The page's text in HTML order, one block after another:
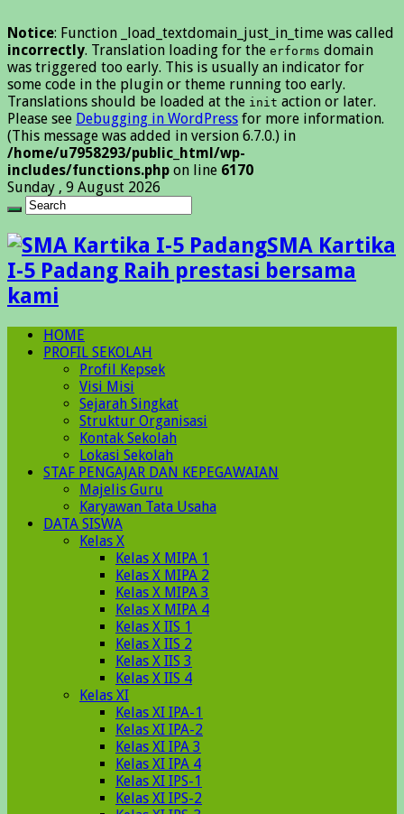
Notice: Function _load_textdomain_just_in_time was called
incorrectly. Translation loading for the erforms domain
was triggered too early. This is usually an indicator for
some code in the plugin or theme running too early.
Translations should be loaded at the init action or later.
Please see Debugging in WordPress for more information.
(This message was added in version 6.7.0.) in
/home/u7958293/public_html/wp-
includes/functions.php on line 6170
Sunday , 9 August 2026
SMA Kartika
I-5 Padang Raih prestasi bersama
kami
HOME
PROFIL SEKOLAH
Profil Kepsek
Visi Misi
Sejarah Singkat
Struktur Organisasi
Kontak Sekolah
Lokasi Sekolah
STAF PENGAJAR DAN KEPEGAWAIAN
Majelis Guru
Karyawan Tata Usaha
DATA SISWA
Kelas X
Kelas X MIPA 1
Kelas X MIPA 2
Kelas X MIPA 3
Kelas X MIPA 4
Kelas X IIS 1
Kelas X IIS 2
Kelas X IIS 3
Kelas X IIS 4
Kelas XI
Kelas XI IPA-1
Kelas XI IPA-2
Kelas XI IPA 3
Kelas XI IPA 4
Kelas XI IPS-1
Kelas XI IPS-2